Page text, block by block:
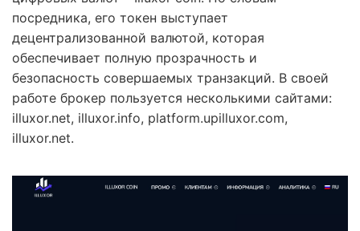
посредника, его токен выступает
децентрализованной валютой, которая
обеспечивает полную прозрачность и
безопасность совершаемых транзакций. В своей
работе брокер пользуется несколькими сайтами:
illuxor.net, illuxor.info, platform.upilluxor.com,
illuxor.net.